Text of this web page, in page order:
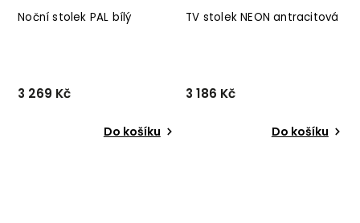
Noční stolek PAL bílý
3 269 Kč
Do košíku
TV stolek NEON antracitová
3 186 Kč
Do košíku